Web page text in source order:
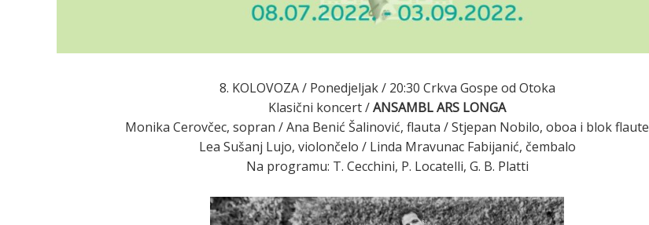
8. KOLOVOZA / Ponedjeljak / 20:30 Crkva Gospe od Otoka
Klasični koncert /ANSAMBL ARS LONGA
Monika Cerovčec, sopran / Ana Benić Šalinović, flauta / Stjepan Nobilo, oboa i blok flaute
Lea Sušanj Lujo, violončelo / Linda Mravunac Fabijanić, čembalo
Na programu: T. Cecchini, P. Locatelli, G. B. Platti